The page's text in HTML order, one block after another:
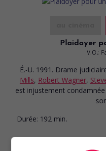
Plaidoyer
V.O.:
É.-U. 1991. Drame
Mills, Robert Wagner,
est injustement
Durée: 192 min.